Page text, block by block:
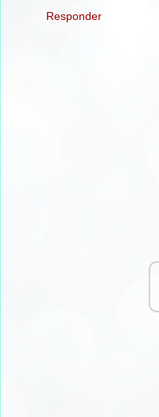
Responder